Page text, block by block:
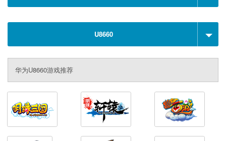
U8660
华为U8660游戏推荐